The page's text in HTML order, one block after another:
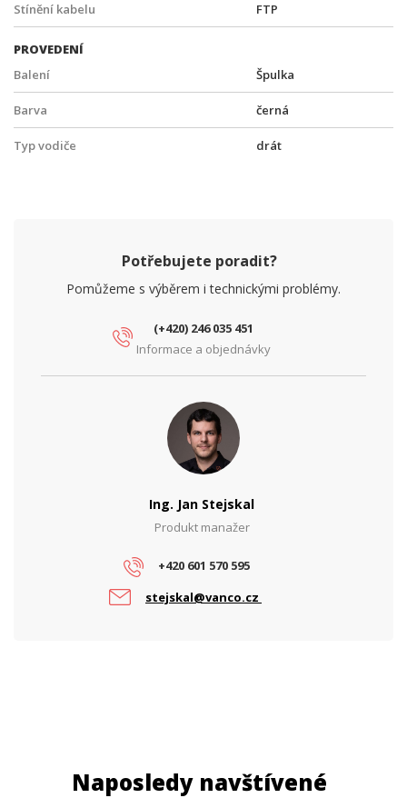
Stínění kabelu FTP
PROVEDENÍ
Balení
Špulka
Barva černá
Typ vodiče drát
Potřebujete poradit?
Pomůžeme s výběrem i technickými problémy.
(+420) 246 035 451
Informace a objednávky
Ing. Jan Stejskal
Produkt manažer
+420 601 570 595
stejskal@vanco.cz
Naposledy navštívené